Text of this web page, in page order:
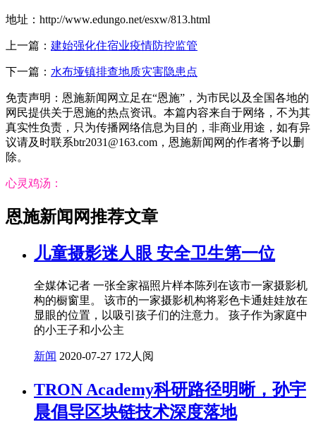
地址：http://www.edungo.net/esxw/813.html
上一篇： 建始强化住宿业疫情防控监管
下一篇： 水布垭镇排查地质灾害隐患点
免责声明：恩施新闻网立足在“恩施”，为市民以及全国各地的
网民提供关于恩施的热点资讯。本篇内容来自于网络，不为其
真实性负责，只为传播网络信息为目的，非商业用途，如有异
议请及时联系btr2031@163.com，恩施新闻网的作者将予以删
除。
心灵鸡汤：
恩施新闻网推荐文章
儿童摄影迷人眼 安全卫生第一位
全媒体记者 一张全家福照片样本陈列在该市一家摄影机
构的橱窗里。 该市的一家摄影机构将彩色卡通娃娃放在
显眼的位置，以吸引孩子们的注意力。 孩子作为家庭中
的小王子和小公主
新闻 2020-07-27 172人阅
TRON Academy科研路径明晰，孙宇
晨倡导区块链技术深度落地